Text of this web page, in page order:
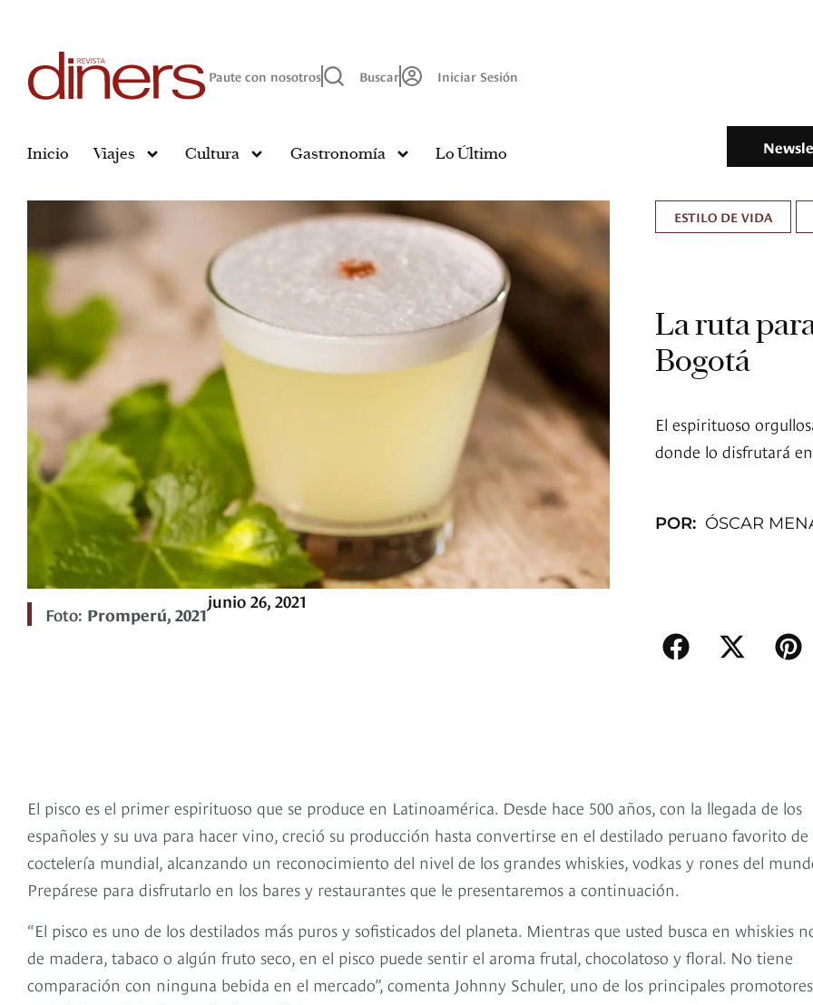
Paute con nosotros Buscar Iniciar Sesión
Inicio Viajes Cultura Gastronomía Lo Último
Foto: Promperú, 2021
junio 26, 2021
ESTILO DE VIDA
La ruta
Bogotá
El espirituoso
donde lo disfrutará
POR: ÓSCAR
El pisco es el primer espirituoso que se produce en Latinoamérica. Desde hace 500 años, con la llegada de los
españoles y su uva para hacer vino, creció su producción hasta convertirse en el destilado peruano favorito de
coctelería mundial, alcanzando un reconocimiento del nivel de los grandes whiskies, vodkas y rones del
Prepárese para disfrutarlo en los bares y restaurantes que le presentaremos a continuación.
“El pisco es uno de los destilados más puros y sofisticados del planeta. Mientras que usted busca en whiskies
de madera, tabaco o algún fruto seco, en el pisco puede sentir el aroma frutal, chocolatoso y floral. No tiene
comparación con ninguna bebida en el mercado”, comenta Johnny Schuler, uno de los principales